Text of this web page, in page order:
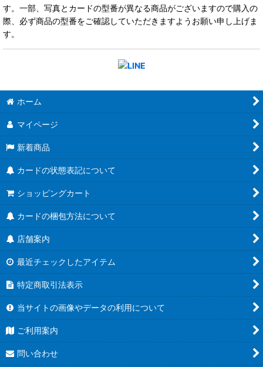
す。一部、写真とカードの型番が異なる商品がございますので購入の
際、必ず商品の型番をご確認していただきますようお願い申し上げま
す。
ホーム
マイページ
新着商品
カードの状態表記について
ショッピングカート
カードの梱包方法について
店舗案内
最近チェックしたアイテム
特定商取引法表示
当サイトの画像やデータの利用について
ご利用案内
問い合わせ